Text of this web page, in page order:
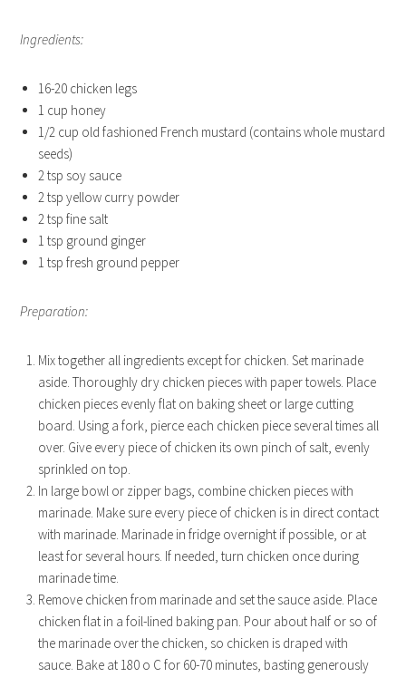
Ingredients:
16-20 chicken legs
1 cup honey
1/2 cup old fashioned French mustard (contains whole mustard
seeds)
2 tsp soy sauce
2 tsp yellow curry powder
2 tsp fine salt
1 tsp ground ginger
1 tsp fresh ground pepper
Preparation:
Mix together all ingredients except for chicken. Set marinade
aside. Thoroughly dry chicken pieces with paper towels. Place
chicken pieces evenly flat on baking sheet or large cutting
board. Using a fork, pierce each chicken piece several times all
over. Give every piece of chicken its own pinch of salt, evenly
sprinkled on top.
In large bowl or zipper bags, combine chicken pieces with
marinade. Make sure every piece of chicken is in direct contact
with marinade. Marinade in fridge overnight if possible, or at
least for several hours. If needed, turn chicken once during
marinade time.
Remove chicken from marinade and set the sauce aside. Place
chicken flat in a foil-lined baking pan. Pour about half or so of
the marinade over the chicken, so chicken is draped with
sauce. Bake at 180 o C for 60-70 minutes, basting generously